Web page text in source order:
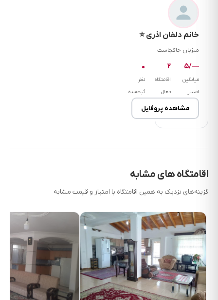
دقیقه
فاصله
تا
کافی
شاپ
دقیقه
فاصله
قصابی
10
اقامتگاه
ساعت
ورود
از
ظهر
و
خروج
خانم دلفان اذری ⭐
میزبان جاکجاست
—/۵
میانگین
امتیاز
۲
اقامتگاه
فعال
۰
نظر
ثبت‌شده
مشاهده پروفایل
اقامتگاه های مشابه
گزینه‌های نزدیک به همین اقامتگاه با امتیاز و قیمت مشابه
۱٬۴۰۰٬۰۰۰ ت/شب ۱٬۶۵۰٬۰۰۰ ت/شب